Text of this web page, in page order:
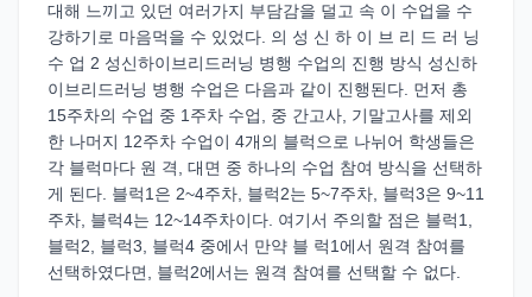
대해 느끼고 있던 여러가지 부담감을 덜고 속 이 수업을 수
강하기로 마음먹을 수 있었다. 의 성 신 하 이 브 리 드 러 닝
수 업 2 성신하이브리드러닝 병행 수업의 진행 방식 성신하
이브리드러닝 병행 수업은 다음과 같이 진행된다. 먼저 총
15주차의 수업 중 1주차 수업, 중 간고사, 기말고사를 제외
한 나머지 12주차 수업이 4개의 블럭으로 나뉘어 학생들은
각 블럭마다 원 격, 대면 중 하나의 수업 참여 방식을 선택하
게 된다. 블럭1은 2~4주차, 블럭2는 5~7주차, 블럭3은 9~11
주차, 블럭4는 12~14주차이다. 여기서 주의할 점은 블럭1,
블럭2, 블럭3, 블럭4 중에서 만약 블 럭1에서 원격 참여를
선택하였다면, 블럭2에서는 원격 참여를 선택할 수 없다.